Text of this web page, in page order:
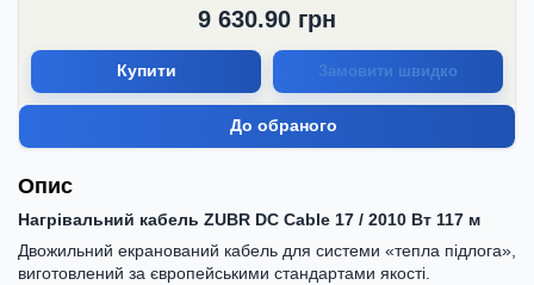
9 630.90 грн
Купити Замовити швидко
До обраного
Опис
Нагрівальний кабель ZUBR DC Cable 17 / 2010 Вт 117 м
Двожильний екранований кабель для системи «тепла підлога»,
виготовлений за європейськими стандартами якості.